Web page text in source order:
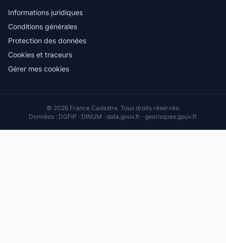
Informations juridiques
Conditions générales
Protection des données
Cookies et traceurs
Gérer mes cookies
© 2026 France Cadastre. Tous droits réservés.
Données : DGFiP · DINUM · data.gouv.fr · georisques.gouv.fr